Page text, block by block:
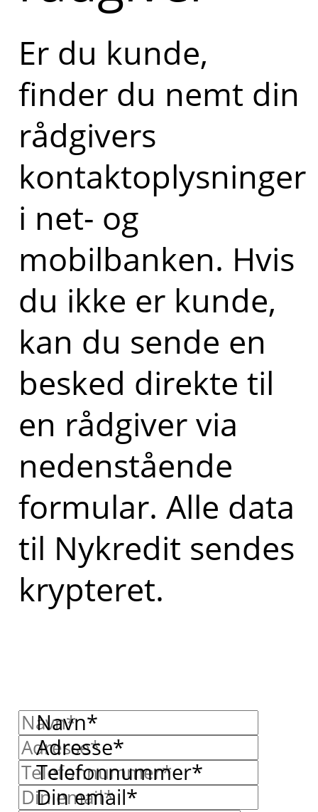
Er du kunde,
finder du nemt din
rådgivers
kontaktoplysninger
i net- og
mobilbanken. Hvis
du ikke er kunde,
kan du sende en
besked direkte til
en rådgiver via
nedenstående
formular. Alle data
til Nykredit sendes
krypteret.
Navn*
Adresse*
Telefonnummer*
Din email*